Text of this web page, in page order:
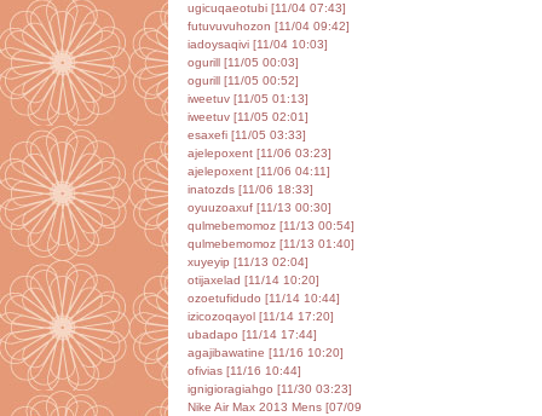
ugicuqaeotubi [11/04 07:43]
futuvuvuhozon [11/04 09:42]
iadoysaqivi [11/04 10:03]
ogurill [11/05 00:03]
ogurill [11/05 00:52]
iweetuv [11/05 01:13]
iweetuv [11/05 02:01]
esaxefi [11/05 03:33]
ajelepoxent [11/06 03:23]
ajelepoxent [11/06 04:11]
inatozds [11/06 18:33]
oyuuzoaxuf [11/13 00:30]
qulmebemomoz [11/13 00:54]
qulmebemomoz [11/13 01:40]
xuyeyip [11/13 02:04]
otijaxelad [11/14 10:20]
ozoetufidudo [11/14 10:44]
izicozoqayol [11/14 17:20]
ubadapo [11/14 17:44]
agajibawatine [11/16 10:20]
ofivias [11/16 10:44]
ignigioragiahgo [11/30 03:23]
Nike Air Max 2013 Mens [07/09